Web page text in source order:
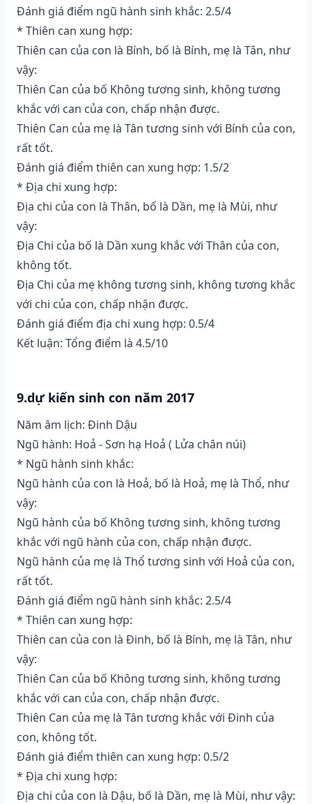
Đánh giá điểm ngũ hành sinh khắc: 2.5/4
* Thiên can xung hợp:
Thiên can của con là Bính, bố là Bính, mẹ là Tân, như
vậy:
Thiên Can của bố Không tương sinh, không tương
khắc với can của con, chấp nhận được.
Thiên Can của mẹ là Tân tương sinh với Bính của con,
rất tốt.
Đánh giá điểm thiên can xung hợp: 1.5/2
* Địa chi xung hợp:
Địa chi của con là Thân, bố là Dần, mẹ là Mùi, như
vậy:
Địa Chi của bố là Dần xung khắc với Thân của con,
không tốt.
Địa Chi của mẹ không tương sinh, không tương khắc
với chi của con, chấp nhận được.
Đánh giá điểm địa chi xung hợp: 0.5/4
Kết luận: Tổng điểm là 4.5/10
9.dự kiến sinh con năm 2017
Năm âm lịch: Đinh Dậu
Ngũ hành: Hoả - Sơn hạ Hoả ( Lửa chân núi)
* Ngũ hành sinh khắc:
Ngũ hành của con là Hoả, bố là Hoả, mẹ là Thổ, như
vậy:
Ngũ hành của bố Không tương sinh, không tương
khắc với ngũ hành của con, chấp nhận được.
Ngũ hành của mẹ là Thổ tương sinh với Hoả của con,
rất tốt.
Đánh giá điểm ngũ hành sinh khắc: 2.5/4
* Thiên can xung hợp:
Thiên can của con là Đinh, bố là Bính, mẹ là Tân, như
vậy:
Thiên Can của bố Không tương sinh, không tương
khắc với can của con, chấp nhận được.
Thiên Can của mẹ là Tân tương khắc với Đinh của
con, không tốt.
Đánh giá điểm thiên can xung hợp: 0.5/2
* Địa chi xung hợp:
Địa chi của con là Dậu, bố là Dần, mẹ là Mùi, như vậy: